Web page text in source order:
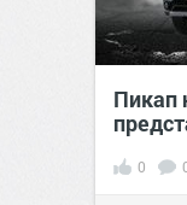
Пикап
0